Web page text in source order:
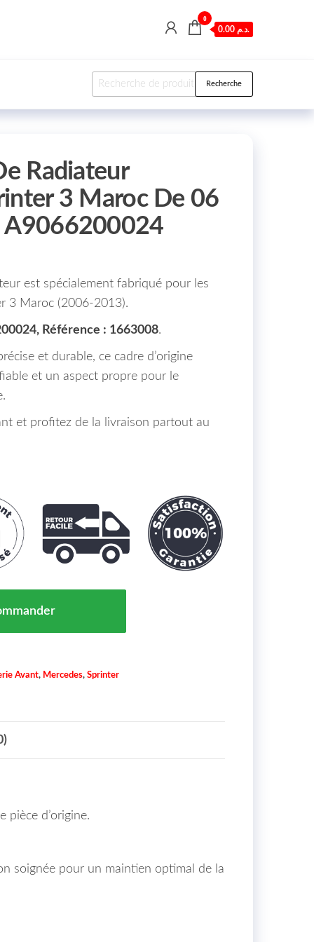
0
0.00 د.م.
Recherche pour : Recherche
Radiateur
3 Maroc De 06
A9066200024
est spécialement fabriqué pour les
3 Maroc (2006-2013).
Référence : 1663008.
et durable, ce cadre d’origine
et un aspect propre pour le
et profitez de la livraison partout au
Avant, Mercedes, Sprinter
pièce d’origine.
soignée pour un maintien optimal de la